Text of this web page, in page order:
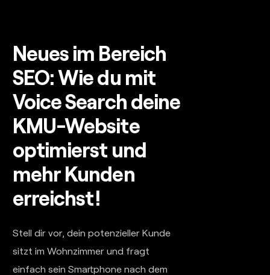
Neues im Bereich
SEO: Wie du mit
Voice Search deine
KMU-Website
optimierst und
mehr Kunden
erreichst!
Stell dir vor, dein potenzieller Kunde
sitzt im Wohnzimmer und fragt
einfach sein Smartphone nach dem